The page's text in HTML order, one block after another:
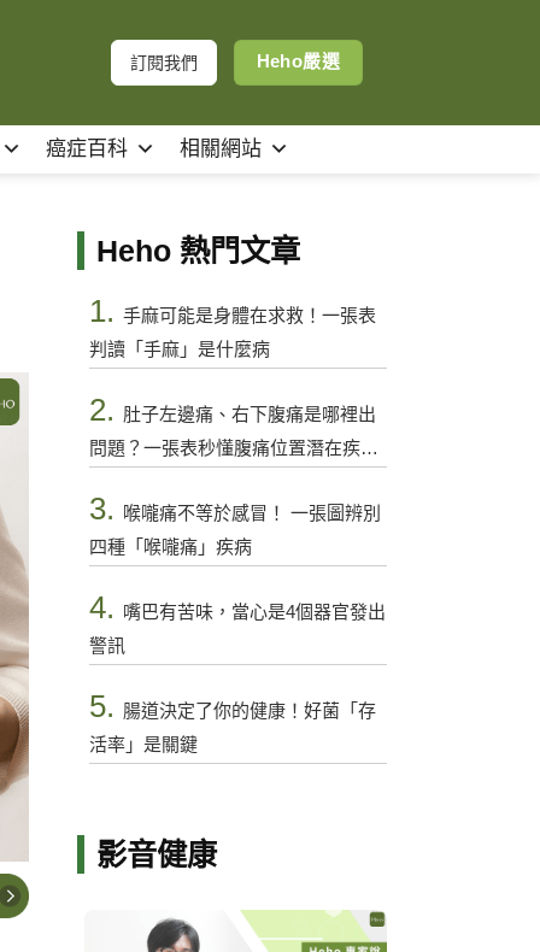
訂閱我們 Heho嚴選
癌症百科 相關網站
Heho 熱門文章
1. 手麻可能是身體在求救！一張表
判讀「手麻」是什麼病
2. 肚子左邊痛、右下腹痛是哪裡出
問題？一張表秒懂腹痛位置潛在疾病
3.
喉嚨痛不等於感冒！ 一張圖辨別
四種「喉嚨痛」疾病
4. 嘴巴有苦味，當心是4個器官發出
警訊
5. 腸道決定了你的健康！好菌「存
活率」是關鍵
影音健康